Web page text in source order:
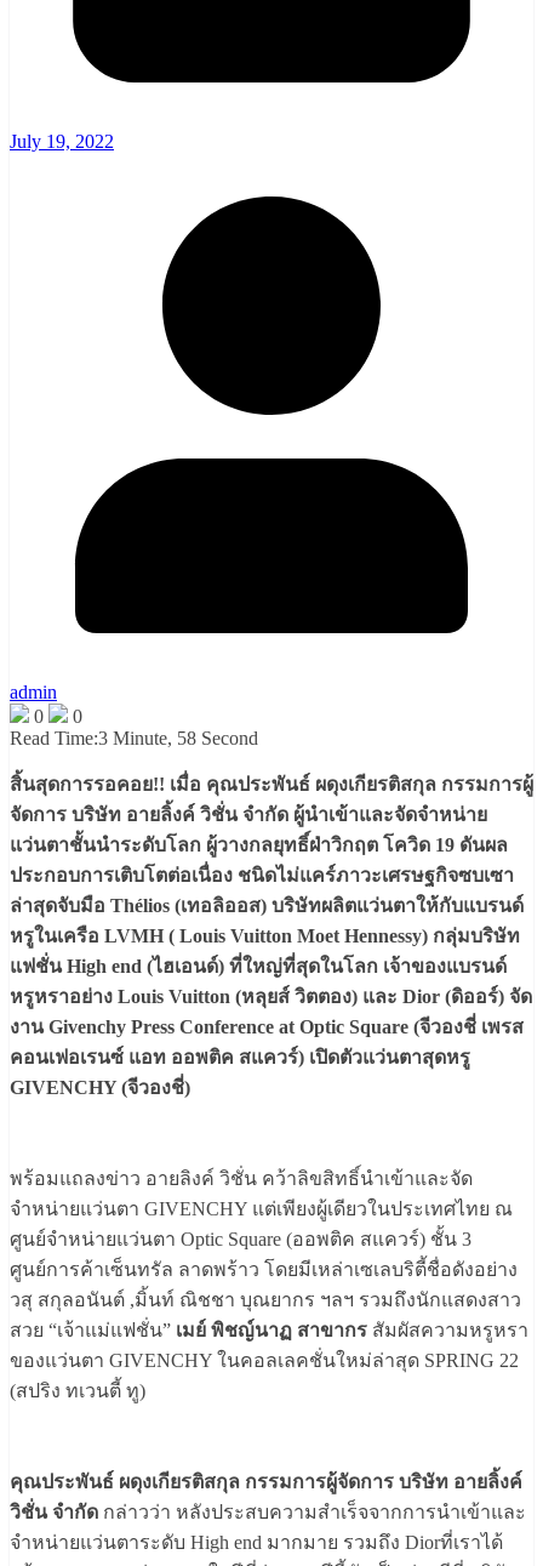
July 19, 2022
admin
0
0
Read Time:3 Minute, 58 Second
สิ้นสุดการรอคอย!! เมื่อ คุณประพันธ์ ผดุงเกียรติสกุล กรรมการผู้
จัดการ บริษัท อายลิ้งค์ วิชั่น จำกัด ผู้นำเข้าและจัดจำหน่าย
แว่นตาชั้นนำระดับโลก ผู้วางกลยุทธิ์ฝ่าวิกฤต โควิด 19 ดันผล
ประกอบการเติบโตต่อเนื่อง ชนิดไม่แคร์ภาวะเศรษฐกิจซบเซา
ล่าสุดจับมือ Thélios (เทอลิออส) บริษัทผลิตแว่นตาให้กับแบรนด์
หรูในเครือ LVMH ( Louis Vuitton Moet Hennessy) กลุ่มบริษัท
แฟชั่น High end (ไฮเอนด์) ที่ใหญ่ที่สุดในโลก เจ้าของแบรนด์
หรูหราอย่าง Louis Vuitton (หลุยส์ วิตตอง) และ Dior (ดิออร์) จัด
งาน Givenchy Press Conference at Optic Square (จีวองชี่ เพรส
คอนเฟอเรนซ์ แอท ออพติค สแควร์) เปิดตัวแว่นตาสุดหรู
GIVENCHY (จีวองชี่)
พร้อมแถลงข่าว อายลิงค์ วิชั่น คว้าลิขสิทธิ์นำเข้าและจัด
จำหน่ายแว่นตา GIVENCHY แต่เพียงผู้เดียวในประเทศไทย ณ
ศูนย์จำหน่ายแว่นตา Optic Square (ออพติค สแควร์) ชั้น 3
ศูนย์การค้าเซ็นทรัล ลาดพร้าว โดยมีเหล่าเซเลบริตี้ชื่อดังอย่าง
วสุ สกุลอนันต์ ,มิ้นท์ ณิชชา บุณยากร ฯลฯ รวมถึงนักแสดงสาว
สวย “เจ้าแม่แฟชั่น” เมย์ พิชญ์นาฏ สาขากร สัมผัสความหรูหรา
ของแว่นตา GIVENCHY ในคอลเลคชั่นใหม่ล่าสุด SPRING 22
(สปริง ทเวนตี้ ทู)
คุณประพันธ์ ผดุงเกียรติสกุล กรรมการผู้จัดการ บริษัท อายลิ้งค์
วิชั่น จำกัด กล่าวว่า หลังประสบความสำเร็จจากการนำเข้าและ
จำหน่ายแว่นตาระดับ High end มากมาย รวมถึง Diorที่เราได้